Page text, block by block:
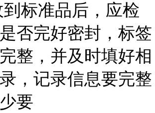
标准品后，应检
否完好密封，标签
整，并及时填好相
，记录信息要完整
要